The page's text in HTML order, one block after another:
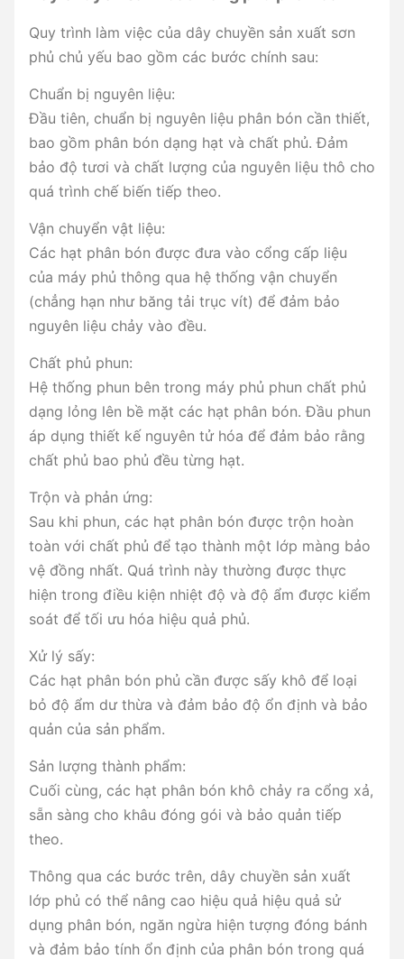
Quy trình làm việc của dây chuyền sản xuất sơn
phủ chủ yếu bao gồm các bước chính sau:
Chuẩn bị nguyên liệu:
Đầu tiên, chuẩn bị nguyên liệu phân bón cần thiết,
bao gồm phân bón dạng hạt và chất phủ. Đảm
bảo độ tươi và chất lượng của nguyên liệu thô cho
quá trình chế biến tiếp theo.
Vận chuyển vật liệu:
Các hạt phân bón được đưa vào cổng cấp liệu
của máy phủ thông qua hệ thống vận chuyển
(chẳng hạn như băng tải trục vít) để đảm bảo
nguyên liệu chảy vào đều.
Chất phủ phun:
Hệ thống phun bên trong máy phủ phun chất phủ
dạng lỏng lên bề mặt các hạt phân bón. Đầu phun
áp dụng thiết kế nguyên tử hóa để đảm bảo rằng
chất phủ bao phủ đều từng hạt.
Trộn và phản ứng:
Sau khi phun, các hạt phân bón được trộn hoàn
toàn với chất phủ để tạo thành một lớp màng bảo
vệ đồng nhất. Quá trình này thường được thực
hiện trong điều kiện nhiệt độ và độ ẩm được kiểm
soát để tối ưu hóa hiệu quả phủ.
Xử lý sấy:
Các hạt phân bón phủ cần được sấy khô để loại
bỏ độ ẩm dư thừa và đảm bảo độ ổn định và bảo
quản của sản phẩm.
Sản lượng thành phẩm:
Cuối cùng, các hạt phân bón khô chảy ra cổng xả,
sẵn sàng cho khâu đóng gói và bảo quản tiếp
theo.
Thông qua các bước trên, dây chuyền sản xuất
lớp phủ có thể nâng cao hiệu quả hiệu quả sử
dụng phân bón, ngăn ngừa hiện tượng đóng bánh
và đảm bảo tính ổn định của phân bón trong quá